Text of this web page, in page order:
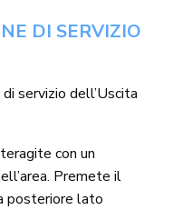
DI SERVIZIO
servizio dell’Uscita
con un
Premete il
posteriore lato